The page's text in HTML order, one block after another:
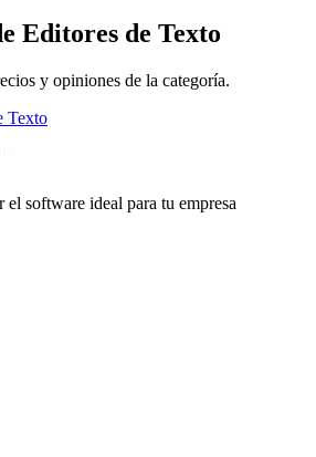
Editores de Texto
y opiniones de la categoría.
Texto
el software ideal para tu empresa